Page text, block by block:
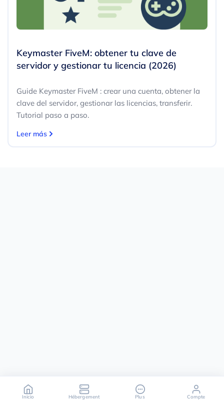
Inicio Hébergement Plus Compte
Keymaster FiveM: obtener tu clave de
servidor y gestionar tu licencia (2026)
Guide Keymaster FiveM : crear una cuenta, obtener la
clave del servidor, gestionar las licencias, transferir.
Tutorial paso a paso.
Leer más